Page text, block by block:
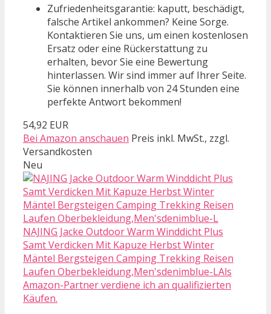
Zufriedenheitsgarantie: kaputt, beschädigt,
falsche Artikel ankommen? Keine Sorge.
Kontaktieren Sie uns, um einen kostenlosen
Ersatz oder eine Rückerstattung zu
erhalten, bevor Sie eine Bewertung
hinterlassen. Wir sind immer auf Ihrer Seite.
Sie können innerhalb von 24 Stunden eine
perfekte Antwort bekommen!
54,92 EUR
Bei Amazon anschauen Preis inkl. MwSt., zzgl.
Versandkosten
Neu
NAJING Jacke Outdoor Warm Winddicht Plus
Samt Verdicken Mit Kapuze Herbst Winter
Mäntel Bergsteigen Camping Trekking Reisen
Laufen Oberbekleidung,Men'sdenimblue-LAls
Amazon-Partner verdiene ich an qualifizierten
Käufen.